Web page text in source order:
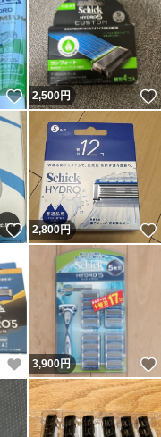
いいね！
2,500円
いいね！
2,800円
いいね！
3,900円